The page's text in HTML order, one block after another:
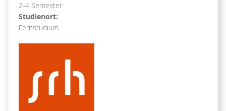
2-4 Semester
Studienort:
Fernstudium